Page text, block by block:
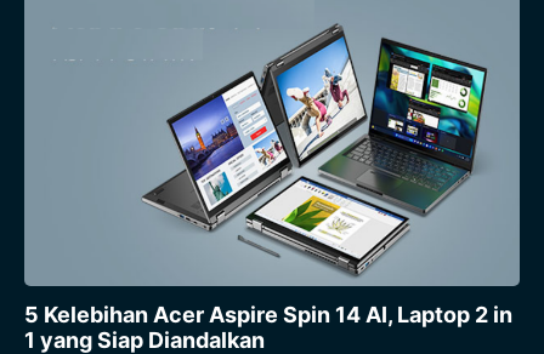
5 Kelebihan Acer Aspire Spin 14 AI, Laptop 2 in
1 yang Siap Diandalkan